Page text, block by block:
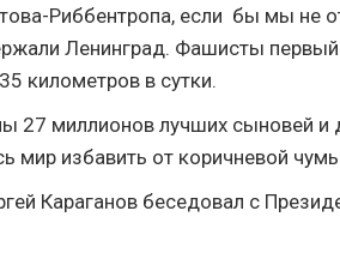
Риббентропа, если бы мы не
Ленинград. Фашисты
километров в сутки.
27 миллионов лучших сыновей
мир избавить от коричневой
Караганов беседовал с